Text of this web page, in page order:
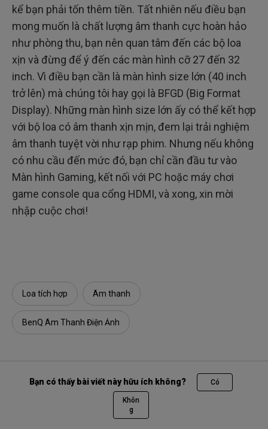
kể bạn phải tốn thêm tiền. Tất nhiên nếu điều bạn
mong muốn là chất lượng âm thanh cực hoàn hảo
như phòng thu, bạn nên quan tâm đến các bộ loa
xịn và đừng để ý đến các màn hình cỡ 27 đến 32
inch. Vì điều bạn cần là màn hình size lớn (40 inch
trở lên) mà chúng tôi hay gọi là BFGD (Big Format
Display). Những màn hình size lớn ấy có thể kết hợp
với bộ loa có âm thanh xịn mịn, đem lại trải nghiệm
âm thanh tuyệt vời như rạp phim. Nhưng nếu không
có nhu cầu đến mức đó, bạn chỉ cần đầu tư vào
Màn hình Gaming, kết nối với PC hoặc máy chơi
game console qua cổng HDMI, và xong, xin mời
nhập cuộc chơi!
Loa tích hợp Âm thanh
BenQ Âm Thanh Điện Ảnh
Bạn có thấy bài viết này hữu ích không? Có
Khôn
g